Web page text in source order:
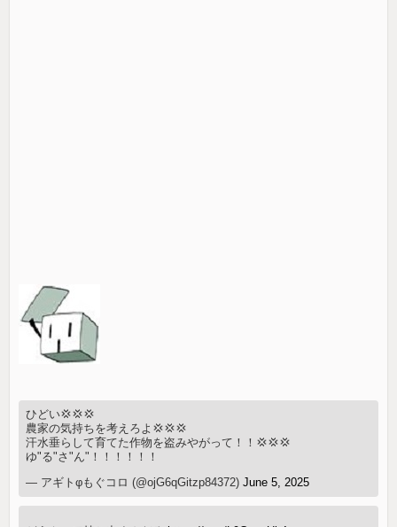
ひどい💢💢💢
農家の気持ちを考えろよ💢💢💢
汗水垂らして育てた作物を盗みやがって！！💢💢💢
ゆ"る"さ"ん"！！！！！！
— アギトφもぐコロ (@ojG6qGitzp84372)June 5, 2025